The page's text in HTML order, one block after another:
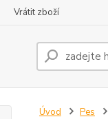
Vrátit zboží
Úvod Pes